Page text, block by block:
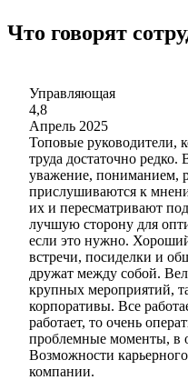
Что говорят
Управляющая
4,8
Апрель 2025
Топовые руководители,
труда достаточно редко.
уважение, пониманием,
прислушиваются к
их и пересматривают
лучшую сторону для
если это нужно.
встречи, посиделки и
дружат между собой.
крупных мероприятий,
корпоративы. Все
работает, то очень
проблемные моменты, в
Возможности
компании.